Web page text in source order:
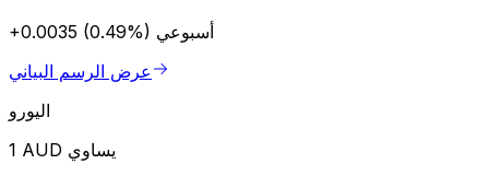
+0.0035 (0.49%) أسبوعي
عرض الرسم البياني
اليورو
1 AUD يساوي